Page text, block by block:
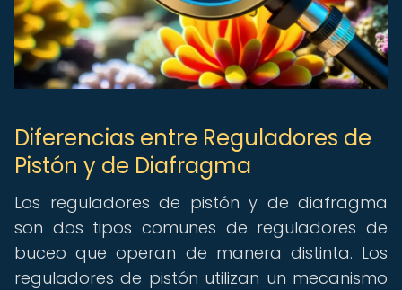
Diferencias entre Reguladores de
Pistón y de Diafragma
Los reguladores de pistón y de diafragma
son dos tipos comunes de reguladores de
buceo que operan de manera distinta. Los
reguladores de pistón utilizan un mecanismo